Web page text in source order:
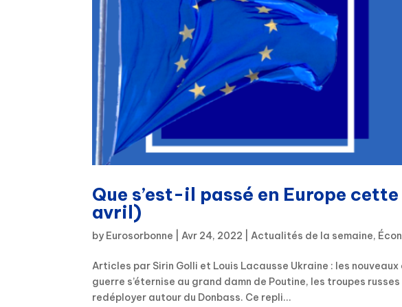
Que s’est-il passé en Europe
avril)
by Eurosorbonne |Avr 24, 2022 |Actualités de la semaine,
Articles par Sirin Golli et Louis Lacausse Ukraine : les
guerre s’éternise au grand damn de Poutine, les troupes
redéployer autour du Donbass. Ce repli...